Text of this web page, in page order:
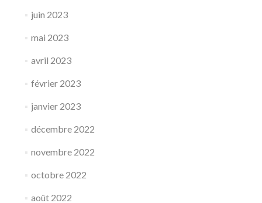
juin 2023
mai 2023
avril 2023
février 2023
janvier 2023
décembre 2022
novembre 2022
octobre 2022
août 2022